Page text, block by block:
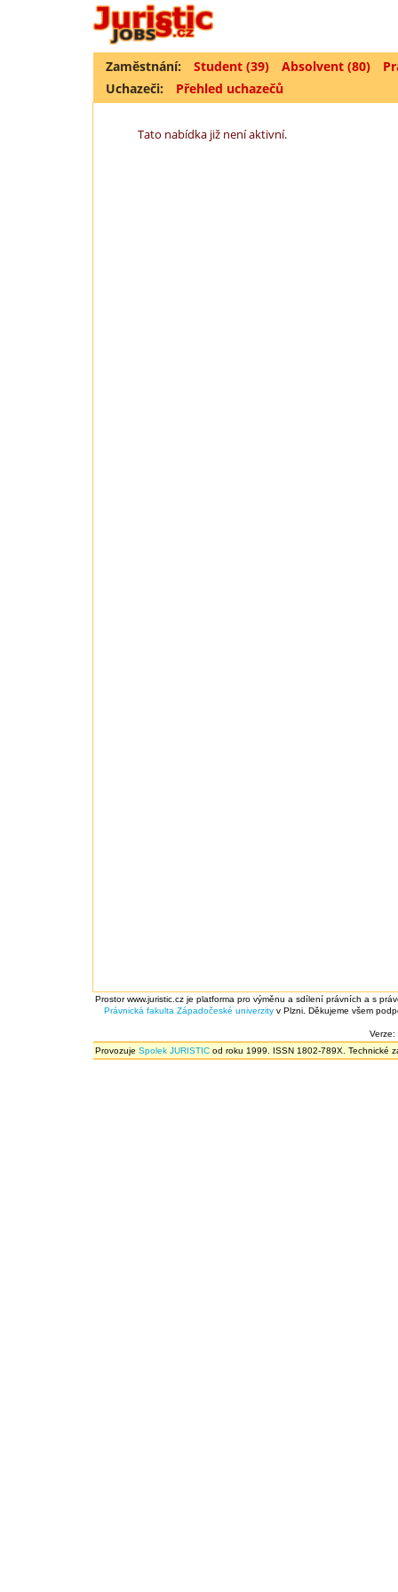
Zaměstnání: Student (39) Absolvent (80)
Uchazeči:
Přehled uchazečů
Tato nabídka již není aktivní.
Prostor www.juristic.cz je platforma pro výměnu a sdílení právních a s
Právnická fakulta Západočeské univerzity v Plzni. Děkujeme všem
Verze:
Provozuje Spolek JURISTIC od roku 1999. ISSN 1802-789X. Technické